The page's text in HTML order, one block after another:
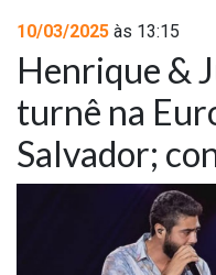
10/03/2025 às 13:15
Henrique &
turnê na
Salvador;